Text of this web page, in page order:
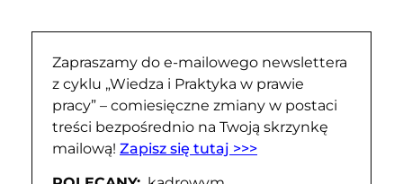
Zapraszamy do e-mailowego newslettera
z cyklu „Wiedza i Praktyka w prawie
pracy” – comiesięczne zmiany w postaci
treści bezpośrednio na Twoją skrzynkę
mailową! Zapisz się tutaj >>>